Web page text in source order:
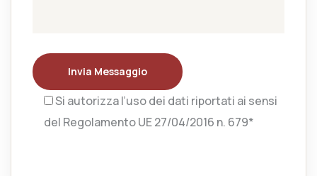
Invia Messaggio
Si autorizza l’uso dei dati riportati ai sensi
del Regolamento UE 27/04/2016 n. 679*